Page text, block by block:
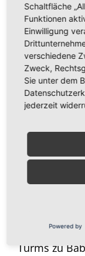
z.B. an die
mehr. Und
Beispiele
Alle diese
und sind
nicht
Freiheit.
wie es der
Turms zu
Schaltfläche
Funktionen
Einwilligung
verschiedene
Zweck,
Sie unter dem
jederzeit
Powered by